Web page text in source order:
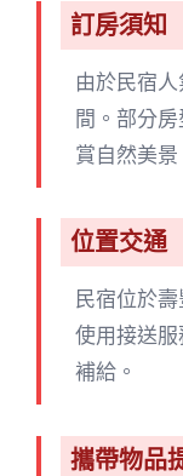
訂房須知
由於民宿
間。部分
賞自然美景
位置交通
民宿位於
使用接送
補給。
攜帶物品